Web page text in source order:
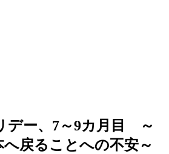
デー、7～9カ月目 ～
戻ることへの不安～